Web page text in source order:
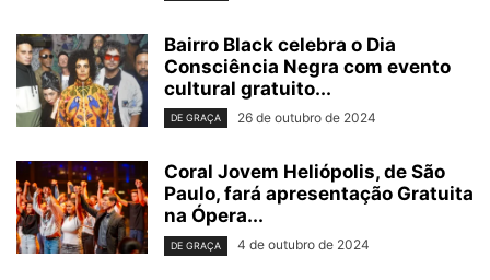
Bairro Black celebra o Dia
Consciência Negra com evento
cultural gratuito...
DE GRAÇA 26 de outubro de 2024
Coral Jovem Heliópolis, de São
Paulo, fará apresentação Gratuita
na Ópera...
DE GRAÇA 4 de outubro de 2024